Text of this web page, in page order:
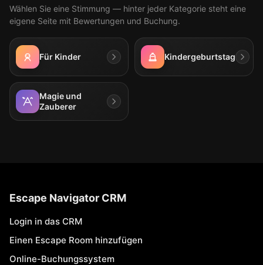
Wählen Sie eine Stimmung — hinter jeder Kategorie steht eine
eigene Seite mit Bewertungen und Buchung.
Für Kinder Kindergeburtstag
Magie und
Zauberer
Escape Navigator CRM
Login in das CRM
Einen Escape Room hinzufügen
Online-Buchungssystem